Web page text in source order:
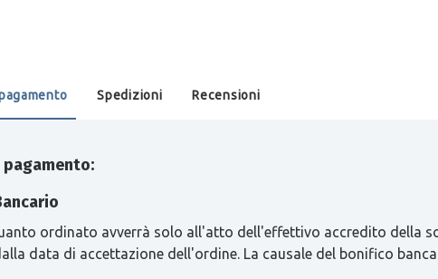
Spedizioni Recensioni
ordinato avverrà solo all'atto dell'effettivo accredito della
data di accettazione dell'ordine. La causale del bonifico